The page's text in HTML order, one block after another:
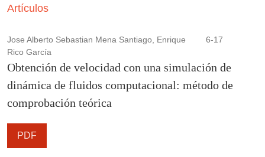
Artículos
Jose Alberto Sebastian Mena Santiago, Enrique
Rico García
6-17
Obtención de velocidad con una simulación de
dinámica de fluidos computacional: método de
comprobación teórica
PDF